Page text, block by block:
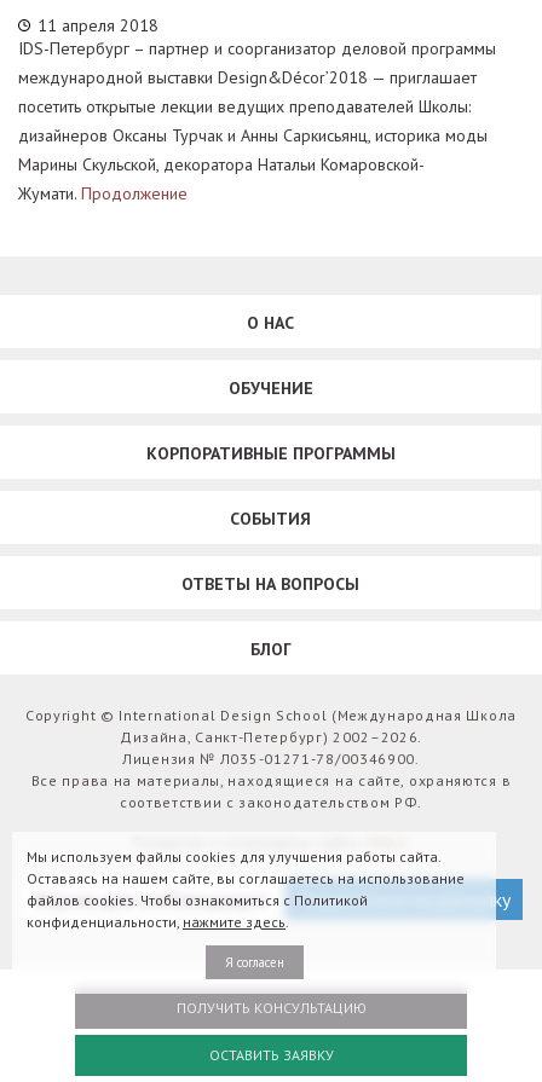
11 апреля 2018
IDS-Петербург – партнер и соорганизатор деловой программы
международной выставки Design&Décor’2018 — приглашает
посетить открытые лекции ведущих преподавателей Школы:
дизайнеров Оксаны Турчак и Анны Саркисьянц, историка моды
Марины Скульской, декоратора Натальи Комаровской-
Жумати. Продолжение
О НАС
ОБУЧЕНИЕ
КОРПОРАТИВНЫЕ ПРОГРАММЫ
СОБЫТИЯ
ОТВЕТЫ НА ВОПРОСЫ
БЛОГ
Copyright © International Design School (Международная Школа
Дизайна, Санкт-Петербург) 2002–2026.
Лицензия № Л035-01271-78/00346900.
Все права на материалы, находящиеся на сайте, охраняются в
соответствии с законодательством РФ.
Версия для слабовидящих Подписаться на рассылку
ПОЛУЧИТЬ КОНСУЛЬТАЦИЮ
ОСТАВИТЬ ЗАЯВКУ
Мы используем файлы cookies для улучшения работы сайта.
Оставаясь на нашем сайте, вы соглашаетесь на использование
файлов cookies. Чтобы ознакомиться с Политикой
конфиденциальности, нажмите здесь.
Я согласен